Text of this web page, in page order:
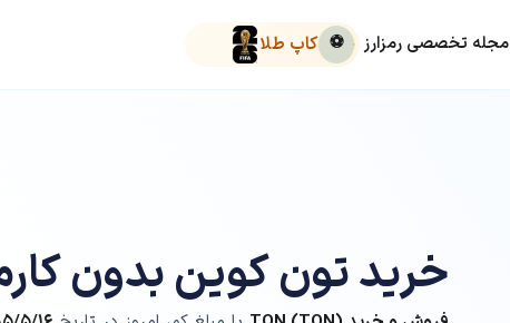
مجله تخصصی رمزارز ⚽ کاپ طلا
خرید تون کوین بدون